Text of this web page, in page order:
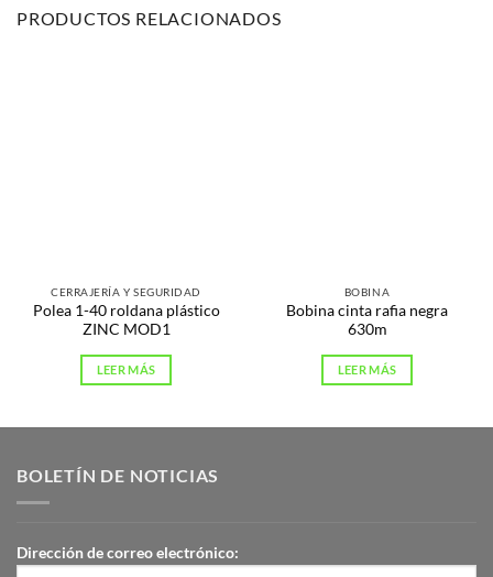
PRODUCTOS RELACIONADOS
CERRAJERÍA Y SEGURIDAD
Polea 1-40 roldana plástico
ZINC MOD1
LEER MÁS
BOBINA
Bobina cinta rafia negra
630m
LEER MÁS
BOLETÍN DE NOTICIAS
Dirección de correo electrónico: